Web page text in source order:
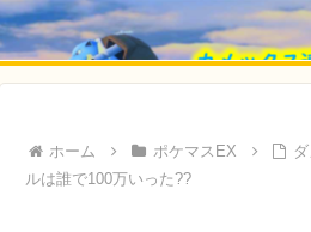
ホーム ポケマスEX
ルは誰で100万いった??